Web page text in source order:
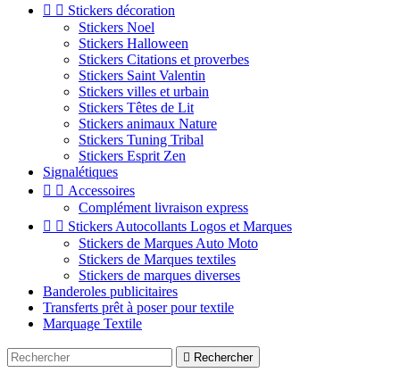
  Stickers décoration
Stickers Noel
Stickers Halloween
Stickers Citations et proverbes
Stickers Saint Valentin
Stickers villes et urbain
Stickers Têtes de Lit
Stickers animaux Nature
Stickers Tuning Tribal
Stickers Esprit Zen
Signalétiques
  Accessoires
Complément livraison express
  Stickers Autocollants Logos et Marques
Stickers de Marques Auto Moto
Stickers de Marques textiles
Stickers de marques diverses
Banderoles publicitaires
Transferts prêt à poser pour textile
Marquage Textile
 Rechercher